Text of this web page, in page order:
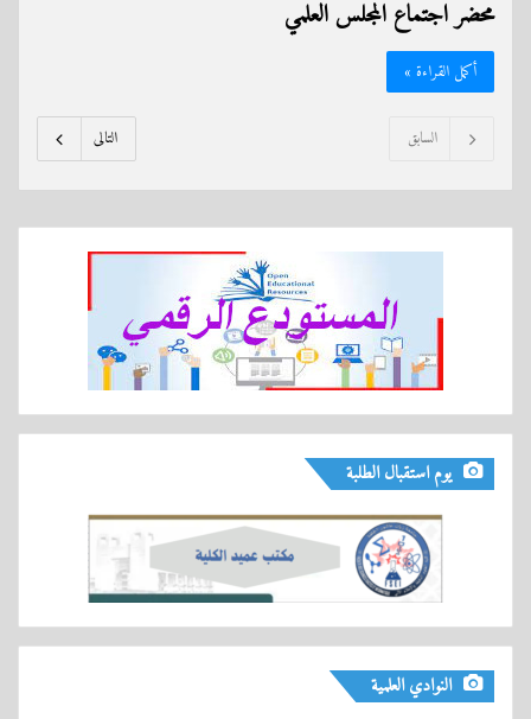
محضر اجتماع المجلس العلمي
أكمل القراءة »
السابق التالى
يوم استقبال الطلبة
النوادي العلمية